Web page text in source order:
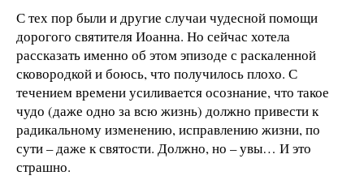
С тех пор были и другие случаи чудесной помощи
дорогого святителя Иоанна. Но сейчас хотела
рассказать именно об этом эпизоде с раскаленной
сковородкой и боюсь, что получилось плохо. С
течением времени усиливается осознание, что такое
чудо (даже одно за всю жизнь) должно привести к
радикальному изменению, исправлению жизни, по
сути – даже к святости. Должно, но – увы… И это
страшно.